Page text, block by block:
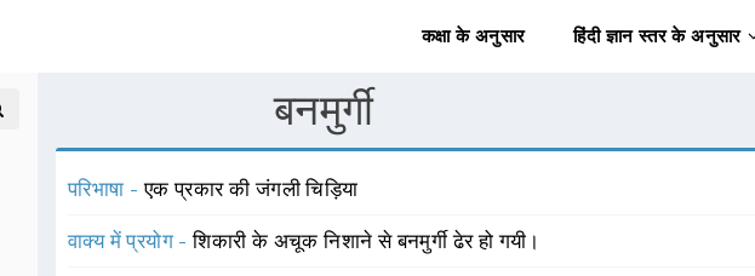
कक्षा के अनुसार हिंदी ज्ञान स्तर के अनुसार
बनमुर्गी
परिभाषा -एक प्रकार की जंगली चिड़िया
वाक्य में प्रयोग -शिकारी के अचूक निशाने से बनमुर्गी ढेर हो गयी।